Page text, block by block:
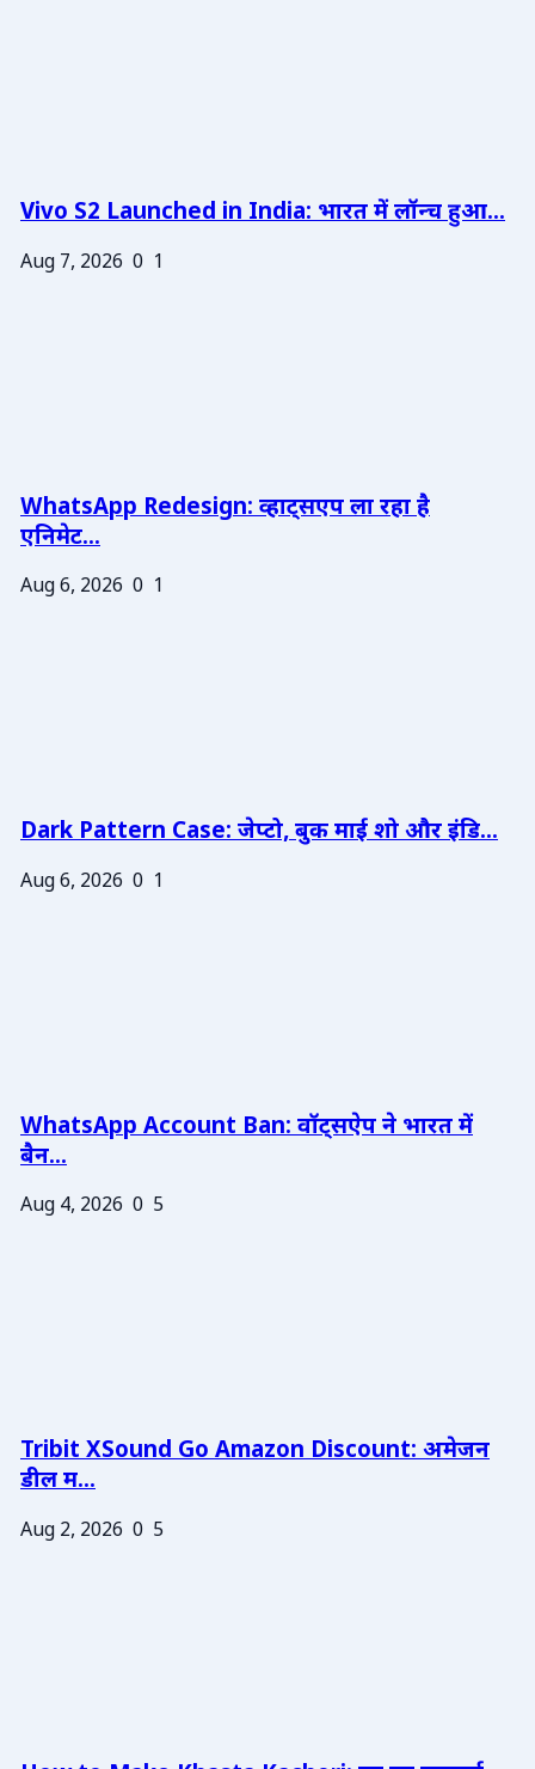
Vivo S2 Launched in India: भारत में लॉन्च हुआ...
Aug 7, 2026 0 1
WhatsApp Redesign: व्हाट्सएप ला रहा है
एनिमेट...
Aug 6, 2026 0 1
Dark Pattern Case: जेप्टो, बुक माई शो और इंडि...
Aug 6, 2026 0 1
WhatsApp Account Ban: वॉट्सऐप ने भारत में
बैन...
Aug 4, 2026 0 5
Tribit XSound Go Amazon Discount: अमेजन
डील म...
Aug 2, 2026 0 5